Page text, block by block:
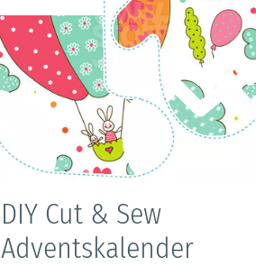
DIY Cut & Sew
Adventskalender